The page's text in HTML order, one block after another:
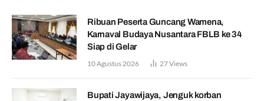
Ribuan Peserta Guncang Wamena,
Karnaval Budaya Nusantara FBLB ke 34
Siap di Gelar
10 Agustus 2026 27Views
Bupati Jayawijaya, Jenguk korban